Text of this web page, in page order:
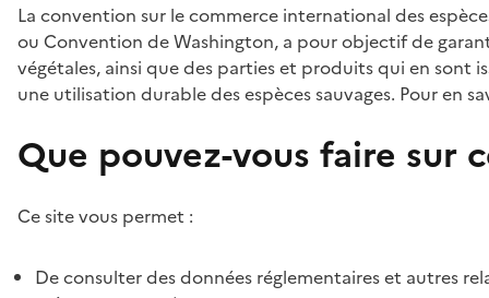
La convention sur le commerce international des
ou Convention de Washington, a pour objectif de
végétales, ainsi que des parties et produits qui en sont
une utilisation durable des espèces sauvages. Pour en
Que pouvez-vous faire sur
Ce site vous permet :
De consulter des données réglementaires et autres